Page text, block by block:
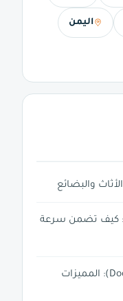
اليمن
والبضائع
كيف تضمن سرعة
الشحن من الباب إلى الباب (Door-to-Door): المميزات